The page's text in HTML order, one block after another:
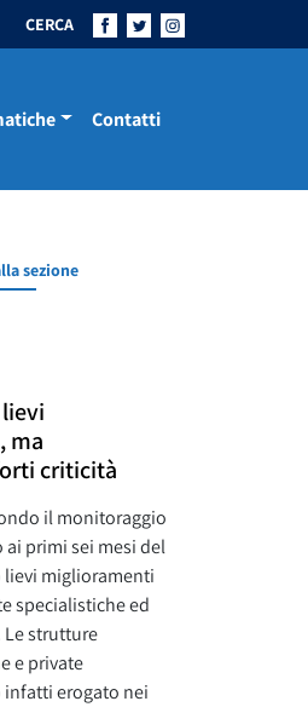
CERCA
Contatti
sezione
ma
criticità
il monitoraggio
ai primi sei mesi del
lievi miglioramenti
specialistiche ed
strutture
e private
erogato nei